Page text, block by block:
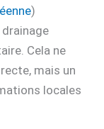
)
Cela ne
mais un
locales